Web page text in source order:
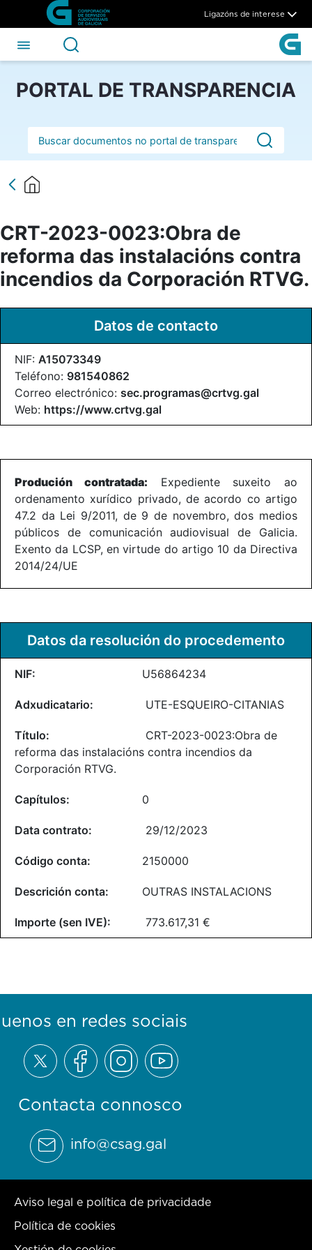
Skip to Main Content
CRT-2023-0023:Obra de
Ligazóns de interese
PORTAL DE TRANSPARENCIA
Barra de busca
CRT-2023-0023:Obra de
reforma das instalacións contra
incendios da Corporación RTVG.
Datos de contacto
NIF: A15073349
Teléfono: 981540862
Correo electrónico: sec.programas@crtvg.gal
Web: https://www.crtvg.gal
Produción contratada: Expediente suxeito ao
ordenamento xurídico privado, de acordo co artigo
47.2 da Lei 9/2011, de 9 de novembro, dos medios
públicos de comunicación audiovisual de Galicia.
Exento da LCSP, en virtude do artigo 10 da Directiva
2014/24/UE
Datos da resolución do procedemento
U56864234
UTE-ESQUEIRO-CITANIAS
CRT-2023-0023:Obra de
reforma das instalacións contra incendios da
Corporación RTVG.
0
29/12/2023
2150000
OUTRAS INSTALACIONS
773.617,31 €
Contacta connosco
info@csag.gal
en redes sociais
Aviso legal e política de privacidade
Política de cookies